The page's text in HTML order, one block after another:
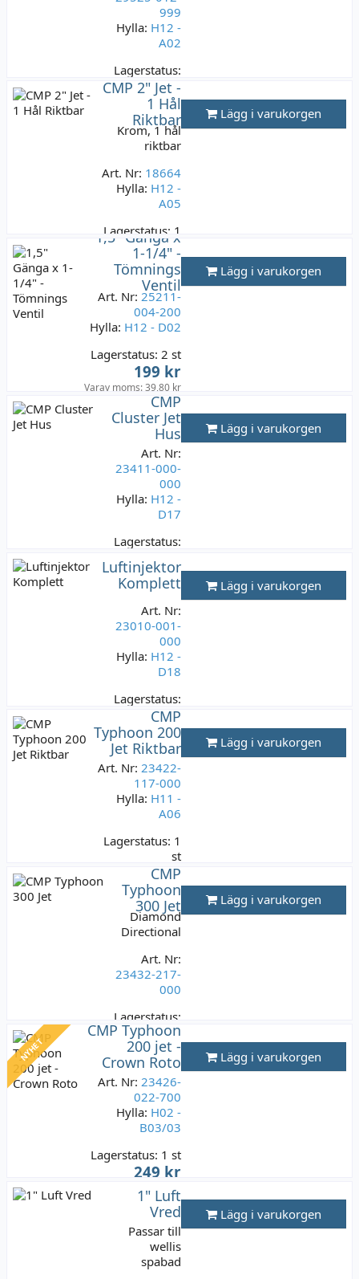
999
Hylla: H12 -
A02
Lagerstatus:
2 st
199 kr
Varav moms:
39,80 kr
CMP 2" Jet -
1 Hål
Riktbar
Krom, 1 hål
riktbar
Art. Nr: 18664
Hylla: H12 -
A05
Lagerstatus: 1
st
199 kr
Varav moms:
39,80 kr
Lägg i varukorgen
1,5" Gänga x
1-1/4" -
Tömnings
Ventil
Art. Nr: 25211-
004-200
Hylla: H12 - D02
Lagerstatus: 2 st
199 kr
Varav moms:39,80 kr
Lägg i varukorgen
CMP
Cluster Jet
Hus
Art. Nr:
23411-000-
000
Hylla: H12 -
D17
Lagerstatus:
199 kr
Varav moms:
Lägg i varukorgen
Luftinjektor
Komplett
Art. Nr:
23010-001-
000
Hylla: H12 -
D18
Lagerstatus:
26 st
199 kr
Varav moms:
Lägg i varukorgen
CMP
Typhoon 200
Jet Riktbar
Art. Nr: 23422-
117-000
Hylla: H11 -
A06
Lagerstatus: 1
st
199 kr
Varav moms:39,80
kr
Lägg i varukorgen
CMP
Typhoon
300 Jet
Diamond
Directional
Art. Nr:
23432-217-
000
Lagerstatus:
1 st
199 kr
Varav moms:
39,80 kr
Lägg i varukorgen
NYHET
CMP Typhoon
200 jet -
Crown Roto
Art. Nr: 23426-
022-700
Hylla: H02 -
B03/03
Lagerstatus: 1 st
249 kr
Varav moms:49,80
kr
Lägg i varukorgen
1" Luft
Vred
Passar till
wellis
spabad
Lägg i varukorgen